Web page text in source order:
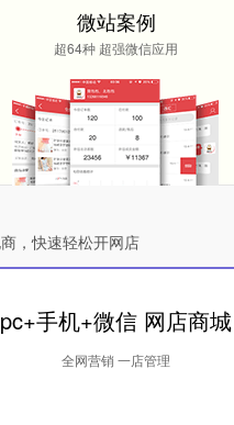
微站案例
超64种 超强微信应用
，快速轻松开网店
pc+手机+微信 网店商城
全网营销 一店管理